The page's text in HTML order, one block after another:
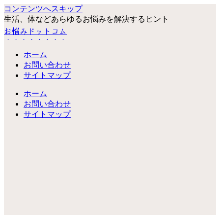
コンテンツへスキップ
生活、体などあらゆるお悩みを解決するヒント
お悩みドットコム
ホーム
お問い合わせ
サイトマップ
ホーム
お問い合わせ
サイトマップ